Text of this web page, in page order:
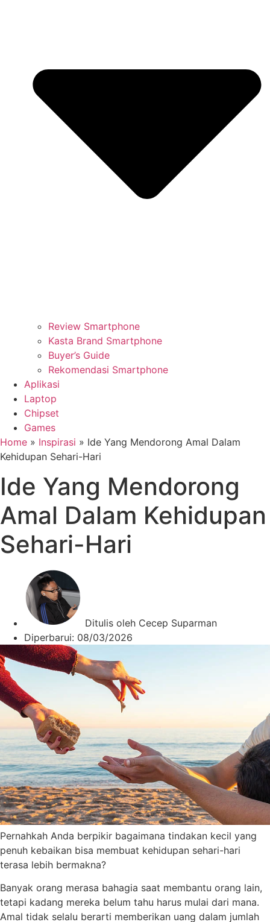
Review Smartphone
Kasta Brand Smartphone
Buyer’s Guide
Rekomendasi Smartphone
Aplikasi
Laptop
Chipset
Games
Home » Inspirasi » Ide Yang Mendorong Amal Dalam
Kehidupan Sehari-Hari
Ide Yang Mendorong
Amal Dalam Kehidupan
Sehari-Hari
Ditulis oleh Cecep Suparman
Diperbarui: 08/03/2026
Pernahkah Anda berpikir bagaimana tindakan kecil yang
penuh kebaikan bisa membuat kehidupan sehari-hari
terasa lebih bermakna?
Banyak orang merasa bahagia saat membantu orang lain,
tetapi kadang mereka belum tahu harus mulai dari mana.
Amal tidak selalu berarti memberikan uang dalam jumlah